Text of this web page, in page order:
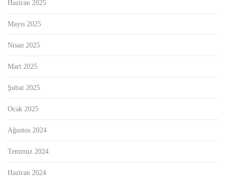
Haziran 2025
Mayıs 2025
Nisan 2025
Mart 2025
Şubat 2025
Ocak 2025
Ağustos 2024
Temmuz 2024
Haziran 2024